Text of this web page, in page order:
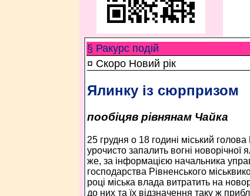
§ Ракурс подій
¤ Скоро Новий рік
Ялинку із сюрпризом
пообіцяв рівнянам Чайка
25 грудня о 18 годині міський
урочисто запалить вогні новорічної
же, за інформацією начальника
господарства Рівненського
році міська влада витратить на
до них та їх відзначення таку ж